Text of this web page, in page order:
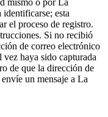
mismo o por La
esta
el proceso de registro.
Si no recibió
de correo electrónico
haya sido capturada
de que la dirección de
un mensaje a La